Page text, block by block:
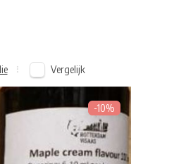
Vergelijk
-10%